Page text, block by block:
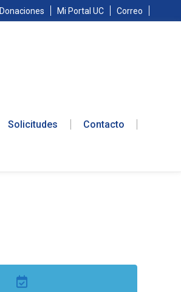
Donaciones Mi Portal UC Correo
Solicitudes Contacto